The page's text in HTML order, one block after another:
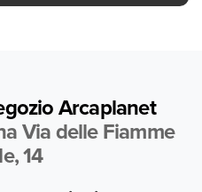
Arcaplanet
Via delle Fiamme
14